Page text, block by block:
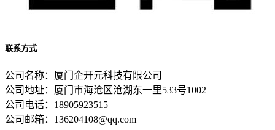
联系方式
公司名称：厦门企开元科技有限公司
公司地址：厦门市海沧区沧湖东一里533号1002
公司电话：18905923515
公司邮箱：136204108@qq.com